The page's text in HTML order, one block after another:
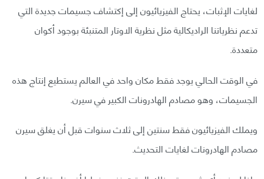
لغايات الإثبات، يحتاج الفيزيائيون إلى إكتشاف جسيمات جديدة التي
تدعم نظرياتنا الراديكالية مثل نظرية الاوتار المتنبئة بوجود أكوان
متعددة.
في الوقت الحالي يوجد فقط مكان واحد في العالم يستطيع إنتاج هذه
الجسيمات، وهو مصادم الهادرونات الكبير في سيرن.
ويملك الفيزيائيون فقط سنتين إلى ثلاث سنوات قبل أن يغلق سيرن
مصادم الهادرونات لغايات التحديث.